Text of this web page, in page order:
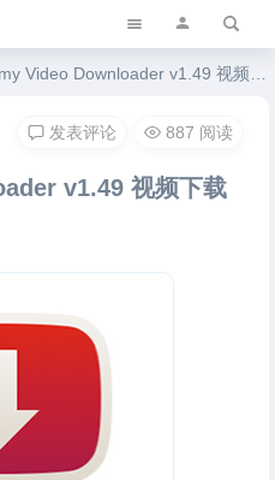
Video Downloader v1.49 视频下载工具
v1.49 视频下载
发表评论 887 阅读